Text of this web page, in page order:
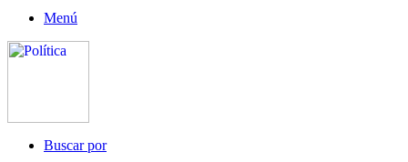
Menú
Buscar por